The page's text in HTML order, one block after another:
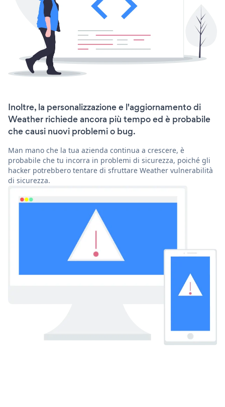
Inoltre, la personalizzazione e l'aggiornamento di
Weather richiede ancora più tempo ed è probabile
che causi nuovi problemi o bug.
Man mano che la tua azienda continua a crescere, è
probabile che tu incorra in problemi di sicurezza, poiché gli
hacker potrebbero tentare di sfruttare Weather vulnerabilità
di sicurezza.